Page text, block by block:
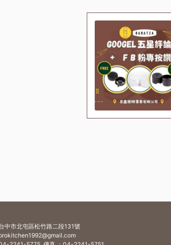
中市北屯區松竹路二段131號